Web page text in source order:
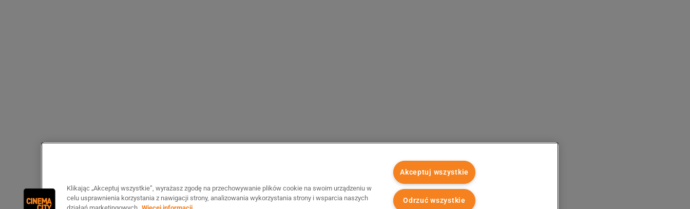
Klikając „Akceptuj wszystkie”, wyrażasz zgodę na przechowywanie plików cookie na swoim urządzeniu w
celu usprawnienia korzystania z nawigacji strony, analizowania wykorzystania strony i wsparcia naszych
Akceptuj wszystkie
Odrzuć wszystkie